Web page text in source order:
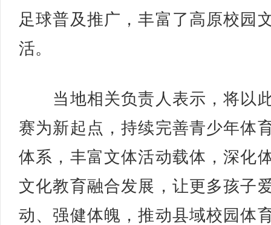
足球普及推广，丰富了高原校园
活。
当地相关负责人表示，将以
赛为新起点，持续完善青少年体
体系，丰富文体活动载体，深化
文化教育融合发展，让更多孩子
动、强健体魄，推动县域校园体